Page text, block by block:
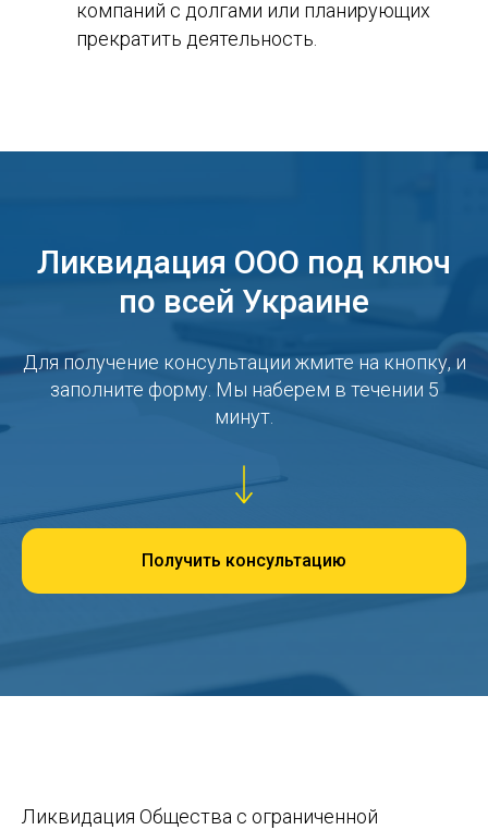
компаний с долгами или планирующих
прекратить деятельность.
Ликвидация ООО под ключ
по всей Украине
Для получение консультации жмите на кнопку, и
заполните форму. Мы наберем в течении 5
минут.
Получить консультацию
Ликвидация Общества с ограниченной